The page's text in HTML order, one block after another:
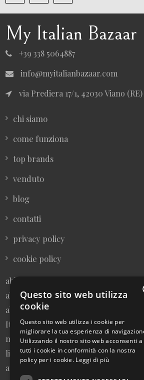
My Italian Bazaar
+39 338 5064887
info@myitalianbazaar.com
via Prediera 17/1, 42030 Viano
chi siamo
come funziona
top brands
venduto
blog
contatti
privacy policy
cookie policy
abbigliamento donna vintage
abbigliamento uomo vintage
abbigliamento da collezione - borse
Italy - cravatte vintage made in
made in Italy - collezionismo
litografie e stampe antiche -
autografati fuori catalogo -
Questo sito web utilizza
cookie
Questo sito web utilizza i cookie per
migliorare la tua esperienza di
Utilizzando il nostro sito web acconsenti a
tutti i cookie in conformità con la nostra
policy per i cookie. Leggi di più